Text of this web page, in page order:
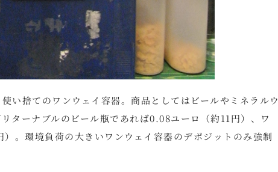
い捨てのワンウェイ容器。商品としてはビールやミネラルウ
ターナブルのビール瓶であれば0.08ユーロ（約11円）、ワ
。環境負荷の大きいワンウェイ容器のデポジットのみ強制